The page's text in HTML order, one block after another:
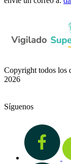
Copyright todos los
2026
Síguenos